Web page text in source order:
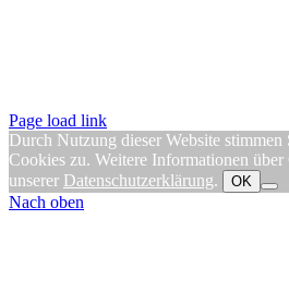
Page load link
Durch Nutzung dieser Website
Cookies zu. Weitere Informationen
unserer Datenschutzerklärung. OK
Nach oben